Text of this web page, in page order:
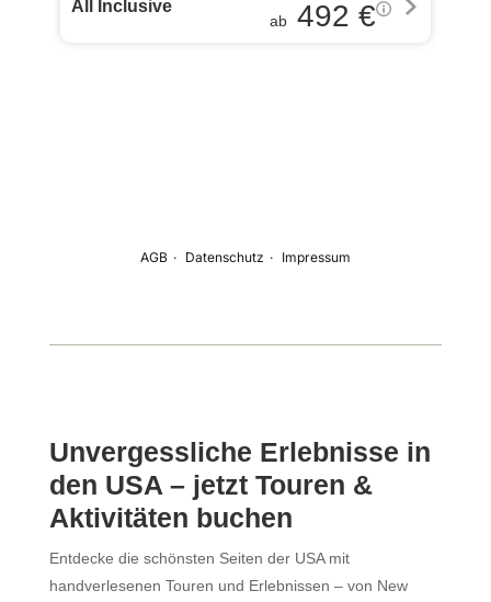
Unvergessliche Erlebnisse in
den USA – jetzt Touren &
Aktivitäten buchen
Entdecke die schönsten Seiten der USA mit
handverlesenen Touren und Erlebnissen – von New